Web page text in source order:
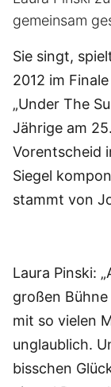
gemeinsam
Sie singt,
2012 im
„Under The
Jährige am
Vorentscheid
Siegel
stammt von
Laura Pinski:
großen
mit so vielen
unglaublich.
bisschen